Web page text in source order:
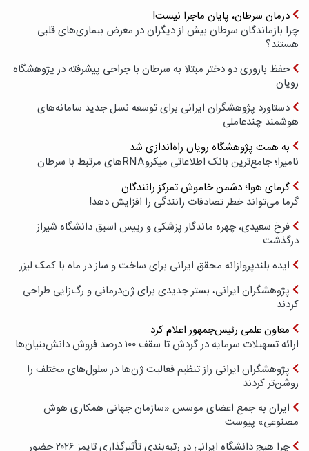
درمان سرطان، پایان ماجرا نیست!
چرا بازماندگان سرطان بیش از دیگران در معرض بیماری‌های قلبی
هستند؟
حفظ باروری دو دختر مبتلا به سرطان با جراحی پیشرفته در پژوهشگاه
رویان
دستاورد پژوهشگران ایرانی برای توسعه نسل جدید سامانه‌های
هوشمند چندعاملی
به همت پژوهشگاه رویان راه‌اندازی شد
نامیرا؛ جامع‌ترین بانک اطلاعاتی میکروRNAهای مرتبط با سرطان
گرمای هوا؛ دشمن خاموش تمرکز رانندگان
گرما می‌تواند خطر تصادفات رانندگی را افزایش دهد!
فرخ سعیدی، چهره ماندگار پزشکی و رییس اسبق دانشگاه شیراز
درگذشت
ایده بلندپروازانه محقق ایرانی برای ساخت و ساز در ماه با کمک لیزر
پژوهشگران ایرانی، بستر جدیدی برای ژن‌درمانی و رگ‌زایی طراحی
کردند
معاون علمی رئیس‌جمهور اعلام کرد
ارائه تسهیلات سرمایه در گردش تا سقف ۱۰۰ درصد فروش دانش‌بنیان‌ها
پژوهشگران ایرانی راز تنظیم فعالیت ژن‌ها در سلول‌های مختلف را
روشن‌تر کردند
ایران به جمع اعضای موسس «سازمان جهانی همکاری هوش
مصنوعی» پیوست
چرا هیچ دانشگاه ایرانی در رتبه‌بندی تأثیرگذاری تایمز ۲۰۲۶ حضور